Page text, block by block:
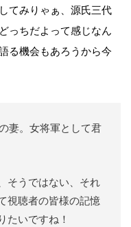
てみりゃぁ、源氏三代
っちだよって感じなん
る機会もあろうから今
妻。女将軍として君
そうではない、それ
視聴者の皆様の記憶
たいですね！